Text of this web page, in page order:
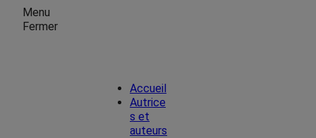
Menu
Fermer
Accueil
Autrice
s et
auteurs